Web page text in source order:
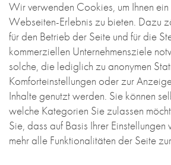
Im Süden fügt sich der dritte
Geschosse direkt an die Kirche
Auferstehung an. Der markante,
Backstein ausgeführte Kirchenbau
ausschlaggebend für die
Fassade.
Das normalformatige
aus Vormauerziegeln orientiert
Farbton, Format und Verband an
Wir verwenden Cookies, um Ihnen
Webseiten-Erlebnis zu bieten. Dazu
für den Betrieb der Seite und für die
kommerziellen Unternehmensziele
solche, die lediglich zu anonymen
Komforteinstellungen oder zur
Inhalte genutzt werden. Sie können
welche Kategorien Sie zulassen
Sie, dass auf Basis Ihrer
mehr alle Funktionalitäten der Seite